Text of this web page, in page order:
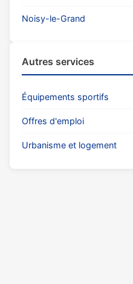
Noisy-le-Grand
Autres services
Équipements sportifs
Offres d'emploi
Urbanisme et logement